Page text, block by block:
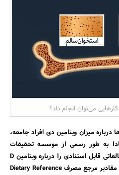
بانک، بیمه و سرمایه
مسکن و ساختمان
می‌توان انجام داد؟‌
میزان ویتامین دی افراد جامعه،
به طور رسمی از موسسه تحقیقات
پزشکی IOM بخواهند تا شواهد مطالعاتی قابل استنادی را درباره ویتامین D
و کلسیم را بررسی کرده و DRI ها یا مقادیر مرجع مصرف Dietary Reference